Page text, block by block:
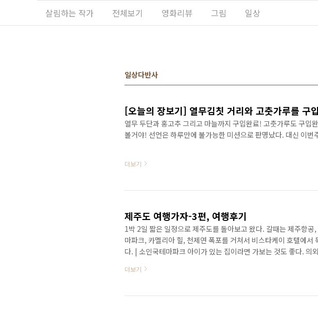
살림하는 작가 전체보기 영화리뷰 그림 일상
일상다반사
[오늘의 장보기] 열무김칫 거리와 고춧가루를 구
열무 두단과 홍고추 그리고 마늘까지 구입완료! 고춧가루도 구입
볼거야! 선언은 하루만에 불가능한 미션으로 판명났다. 대신 이번
더보기
제주도 여행가자-3편, 여행후기
1박 2일 짧은 일정으로 제주도를 돌아보고 왔다. 갈때는 제주항
마파크, 카멜리아 힐, 천제연 폭포를 거쳐서 비스타케이 호텔에서
다. | 소인국테마파크 아이가 있는 집이라면 가보는 것도 좋다. 의
것도 같은데.. | 카멜리아 힐 한두시간이면 다 보겠지... 했는데, 아
꽃이다~ 이렇게 동백꽃이 종류가 많은 건지는 처음 알았다. 어떻
더보기